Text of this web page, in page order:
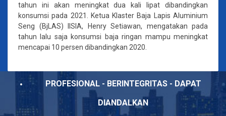
tahun ini akan meningkat dua kali lipat dibandingkan
konsumsi pada 2021. Ketua Klaster Baja Lapis Aluminium
Seng (BjLAS) IISIA, Henry Setiawan, mengatakan pada
tahun lalu saja konsumsi baja ringan mampu meningkat
mencapai 10 persen dibandingkan 2020.
PROFESIONAL - BERINTEGRITAS - DAPAT
DIANDALKAN